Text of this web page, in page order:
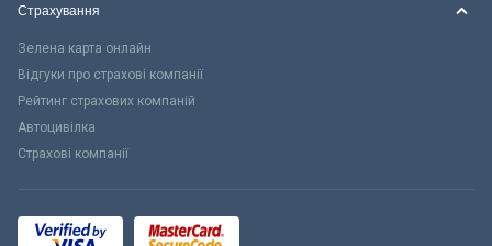
Страхування
Зелена карта онлайн
Відгуки про страхові компанії
Рейтинг страхових компаній
Автоцивілка
Страхові компанії